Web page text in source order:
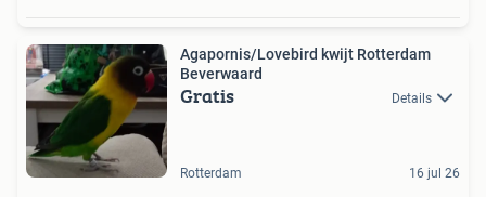
Agapornis/Lovebird kwijt Rotterdam
Beverwaard
Gratis Details
Rotterdam 16 jul 26